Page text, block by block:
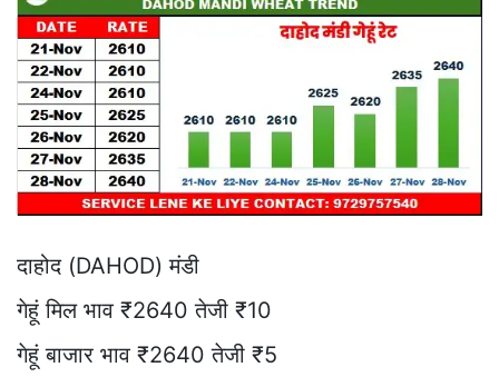
दाहोद (DAHOD) मंडी
गेहूं मिल भाव ₹2640 तेजी ₹10
गेहूं बाजार भाव ₹2640 तेजी ₹5